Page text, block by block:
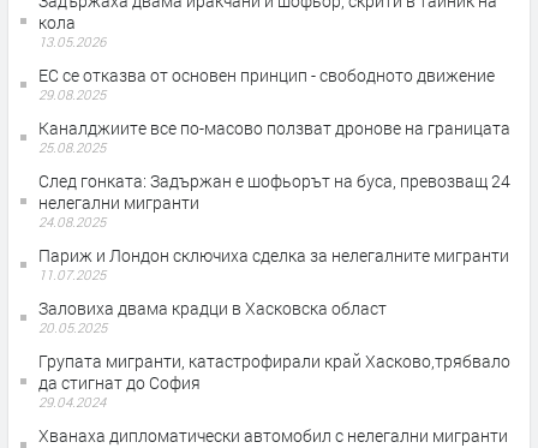
кола
13.05.2026
ЕС се отказва от основен принцип - свободното движение
29.08.2025
Каналджиите все по-масово ползват дронове на границата
25.08.2025
След гонката: Задържан е шофьорът на буса, превозващ 24
нелегални мигранти
24.08.2025
Париж и Лондон сключиха сделка за нелегалните мигранти
11.07.2025
Заловиха двама крадци в Хасковска област
20.05.2025
Групата мигранти, катастрофирали край Хасково,трябвало
да стигнат до София
29.04.2024
Хванаха дипломатически автомобил с нелегални мигранти